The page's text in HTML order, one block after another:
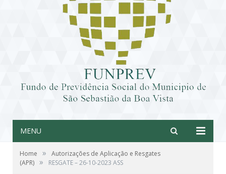
MENU
Home »
Autorizações de Aplicação e Resgates
(APR) » RESGATE – 26-10-2023 ASS